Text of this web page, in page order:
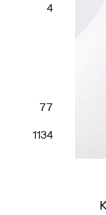
4
77
1134